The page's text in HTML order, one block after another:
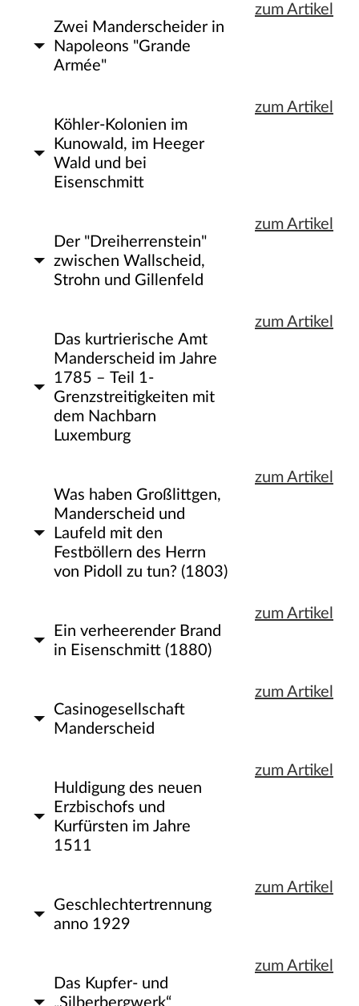
Zwei Manderscheider in
Napoleons "Grande
Armée"
zum Artikel
Köhler-Kolonien im
Kunowald, im Heeger
Wald und bei
Eisenschmitt
zum Artikel
Der "Dreiherrenstein"
zwischen Wallscheid,
Strohn und Gillenfeld
zum Artikel
Das kurtrierische Amt
Manderscheid im Jahre
1785 – Teil 1-
Grenzstreitigkeiten mit
dem Nachbarn
Luxemburg
zum Artikel
Was haben Großlittgen,
Manderscheid und
Laufeld mit den
Festböllern des Herrn
von Pidoll zu tun? (1803)
zum Artikel
Ein verheerender Brand
in Eisenschmitt (1880)
zum Artikel
Casinogesellschaft
Manderscheid
zum Artikel
Huldigung des neuen
Erzbischofs und
Kurfürsten im Jahre
1511
zum Artikel
Geschlechtertrennung
anno 1929
zum Artikel
Das Kupfer- und
„Silberbergwerk“
zum Artikel